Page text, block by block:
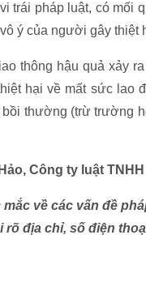
trái pháp luật, có mối
ý của người gây thiệt
thông hậu quả xảy
hại về mất sức lao
bồi thường (trừ trường
Công ty luật
về các vấn đề
địa chỉ, số điện